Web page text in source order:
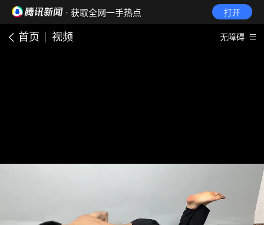
· 获取全网一手热点 打开
首页 视频 无障碍